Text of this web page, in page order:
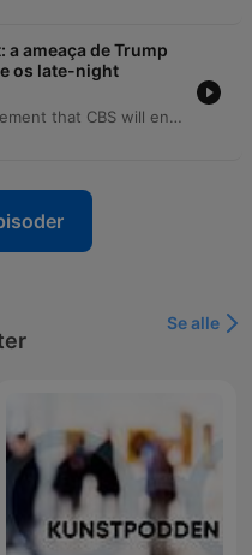
a ameaça de Trump
os late-night
This episode explores the announcement that CBS will end The Late Show with Stephen Colbert in May of next year, marking the end of the late-night format on the network. The discussion examines the potential political and financial motivations behind this decision, including the impact of the Paramount Global and Skydance Media merger and the political tension between Colbert and Donald Trump. The analysis also considers the broader decline of traditional late-night television in the face of rising competition from YouTube, podcasts, and social media platforms like Instagram.
Se alle